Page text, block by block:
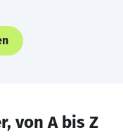
von A bis Z